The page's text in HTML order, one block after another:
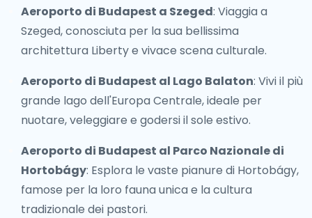
Aeroporto di Budapest a Szeged: Viaggia a
Szeged, conosciuta per la sua bellissima
architettura Liberty e vivace scena culturale.
Aeroporto di Budapest al Lago Balaton: Vivi il più
grande lago dell'Europa Centrale, ideale per
nuotare, veleggiare e godersi il sole estivo.
Aeroporto di Budapest al Parco Nazionale di
Hortobágy: Esplora le vaste pianure di Hortobágy,
famose per la loro fauna unica e la cultura
tradizionale dei pastori.